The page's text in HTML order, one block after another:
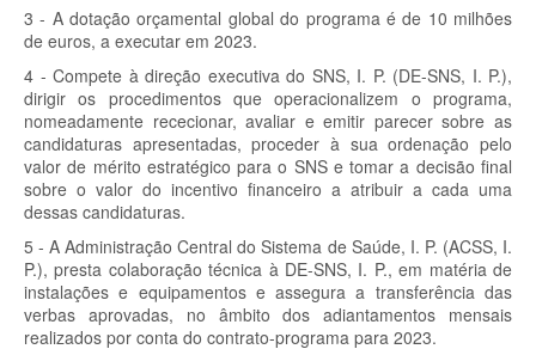
3 - A dotação orçamental global do programa é de 10 milhões
de euros, a executar em 2023.
4 - Compete à direção executiva do SNS, I. P. (DE-SNS, I. P.),
dirigir os procedimentos que operacionalizem o programa,
nomeadamente rececionar, avaliar e emitir parecer sobre as
candidaturas apresentadas, proceder à sua ordenação pelo
valor de mérito estratégico para o SNS e tomar a decisão final
sobre o valor do incentivo financeiro a atribuir a cada uma
dessas candidaturas.
5 - A Administração Central do Sistema de Saúde, I. P. (ACSS, I.
P.), presta colaboração técnica à DE-SNS, I. P., em matéria de
instalações e equipamentos e assegura a transferência das
verbas aprovadas, no âmbito dos adiantamentos mensais
realizados por conta do contrato-programa para 2023.